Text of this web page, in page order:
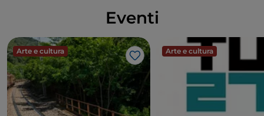
Eventi
Arte e cultura
Like
Arte e cultura